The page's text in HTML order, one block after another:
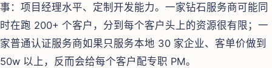
事：项目经理水平、定制开发能力。一家钻石服务商可能同
时在跑 200+ 个客户，分到每个客户头上的资源很有限；一
家普通认证服务商如果只服务本地 30 家企业、客单价做到
50w 以上，反而会给每个客户配专职 PM。